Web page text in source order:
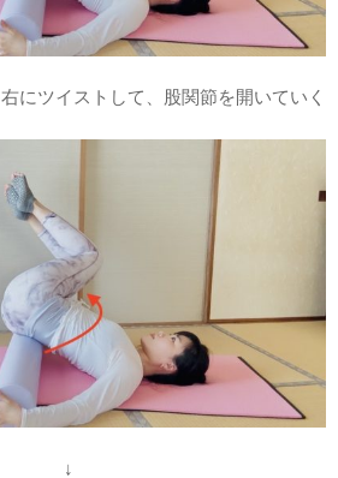
にツイストして、股関節を開いていく
↓